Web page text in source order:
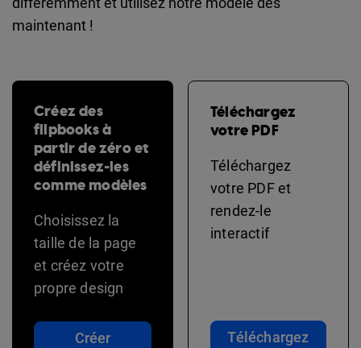
maintenant !
Créez des
flipbooks à
partir de zéro et
définissez-les
comme modèles
Choisissez la
taille de la page
et créez votre
propre design
Créer
Téléchargez
votre PDF
Téléchargez
votre PDF et
rendez-le
interactif
Téléchargez